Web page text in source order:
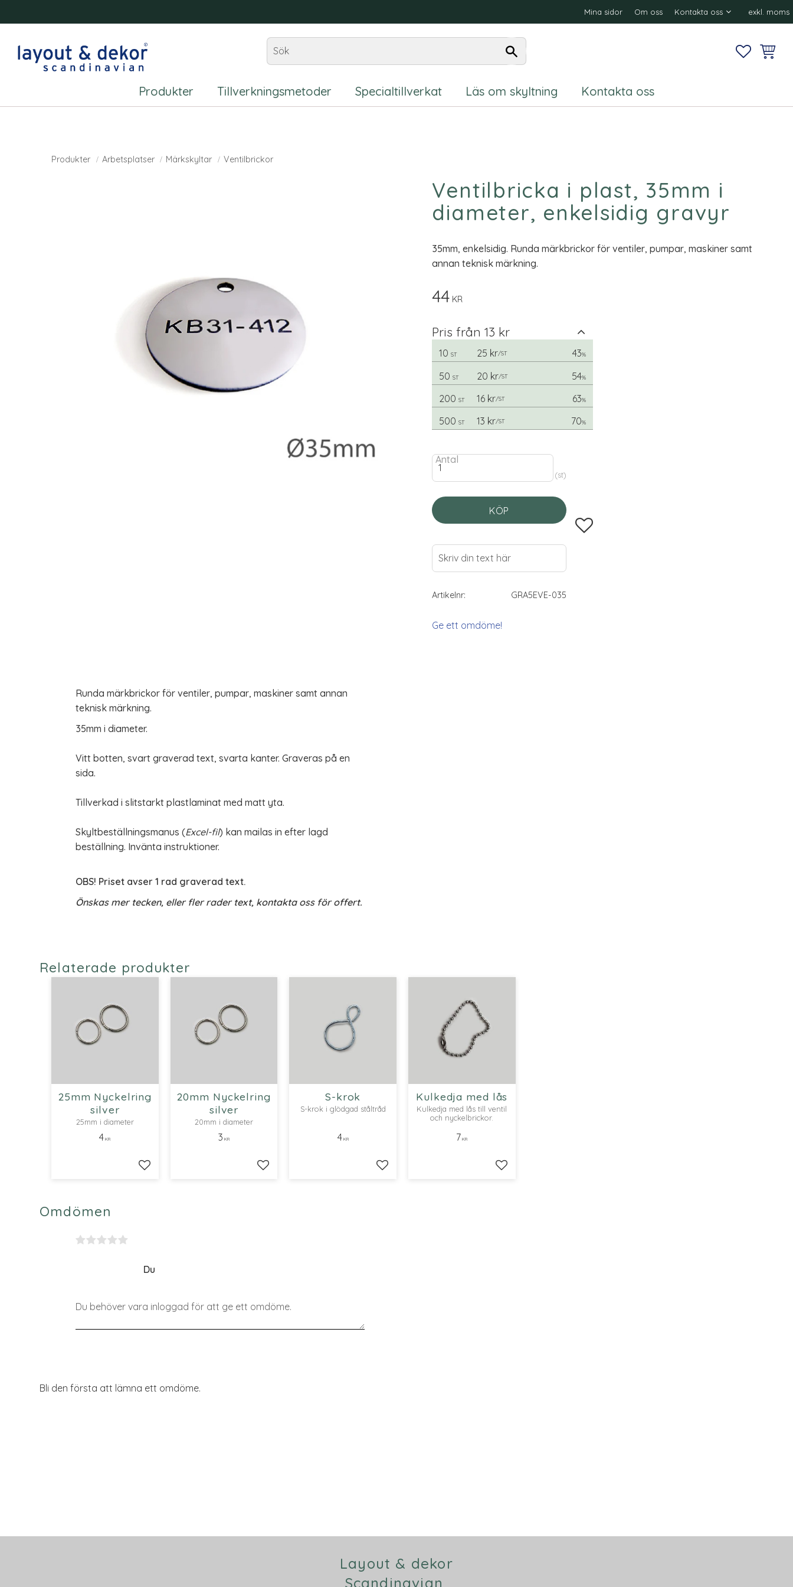
Mina sidor Om oss Kontakta oss exkl. moms
Produkter Tillverkningsmetoder Specialtillverkat Läs om skyltning Kontakta oss
Produkter Arbetsplatser Märkskyltar Ventilbrickor
Ventilbricka i plast, 35mm i
diameter, enkelsidig gravyr
35mm, enkelsidig. Runda märkbrickor för ventiler, pumpar, maskiner samt
annan teknisk märkning.
44 KR
Pris från 13 kr
10 ST 25 kr/ST 43%
50 ST 20 kr/ST 54%
200 ST 16 kr/ST 63%
500 ST 13 kr/ST 70%
Antal
st
KÖP
Lägg till i favoriter
Artikelnr GRA5EVE-035
Ge ett omdöme!
Runda märkbrickor för ventiler, pumpar, maskiner samt annan
teknisk märkning.
35mm i diameter.
Vitt botten, svart graverad text, svarta kanter. Graveras på en
sida.
Tillverkad i slitstarkt plastlaminat med matt yta.
Skyltbeställningsmanus (Excel-fil) kan mailas in efter lagd
beställning. Invänta instruktioner.
OBS! Priset avser 1 rad graverad text.
Önskas mer tecken, eller fler rader text, kontakta oss för offert.
Omdömen
Du
Bli den första att lämna ett omdöme.
Relaterade produkter
25mm Nyckelring
silver
25mm i diameter
4 KR
Lägg till i favoriter
20mm Nyckelring
silver
20mm i diameter
3 KR
Lägg till i favoriter
S-krok
S-krok i glödgad ståltråd
4KR
Lägg till i favoriter
Kulkedja med lås
Kulkedja med lås till ventil
och nyckelbrickor.
7 KR
Lägg till i favoriter
Layout & dekor
Scandinavian